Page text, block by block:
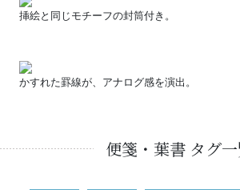
挿絵と同じモチーフの封筒付き。
かすれた罫線が、アナログ感を演出。
便箋・葉書 タグ